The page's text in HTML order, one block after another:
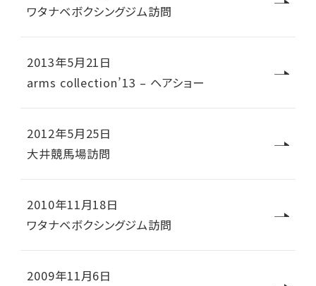
ワタナベボクシングジム訪問
2013年5月21日
arms collection’13 – ヘアショー
2012年5月25日
大井競馬場訪問
2010年11月18日
ワタナベボクシングジム訪問
2009年11月6日